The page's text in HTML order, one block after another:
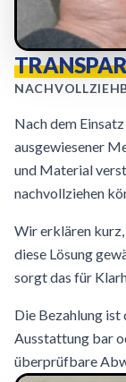
Nach dem
ausgewiesener
und Material
nachvollziehen
Wir erklären kurz,
diese Lösung
sorgt das für
Die Bezahlung
Ausstattung bar
überprüfbare